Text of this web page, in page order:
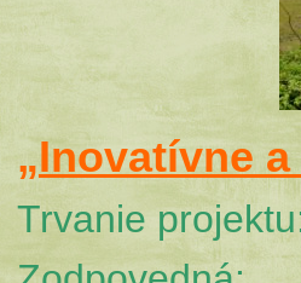
„Inovatívne
Trvanie